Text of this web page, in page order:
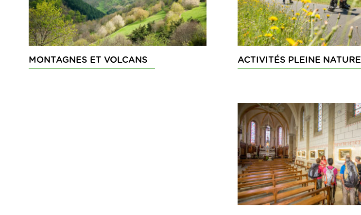
MONTAGNES ET VOLCANS ACTIVITÉS PLEINE NATURE